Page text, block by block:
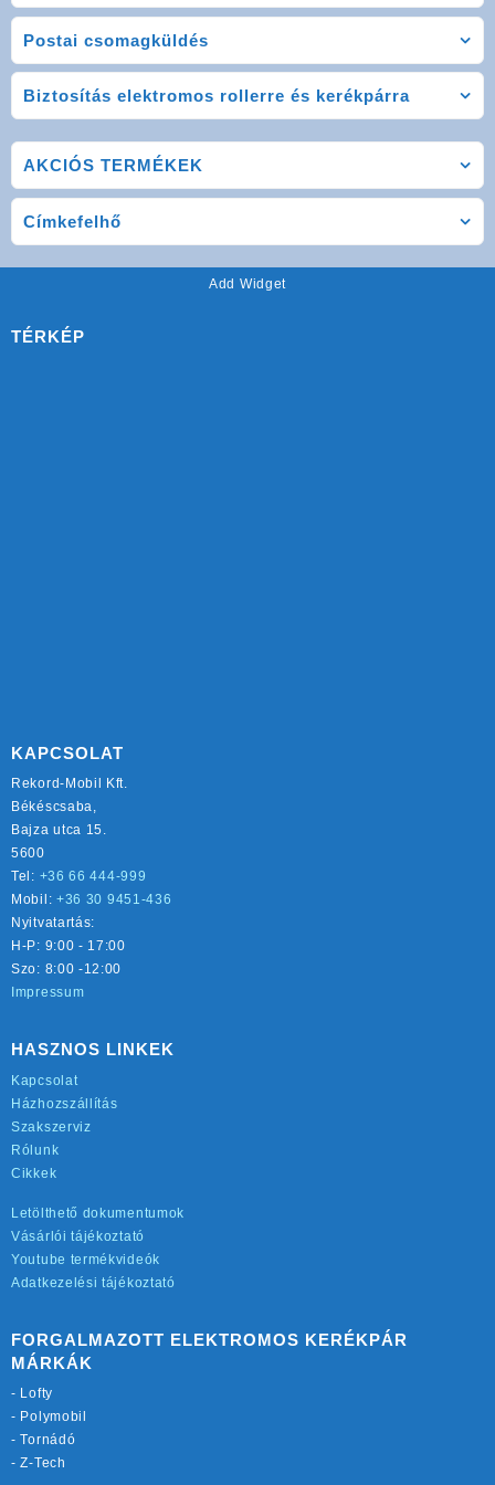
Postai csomagküldés
Biztosítás elektromos rollerre és kerékpárra
AKCIÓS TERMÉKEK
Címkefelhő
Add Widget
TÉRKÉP
KAPCSOLAT
Rekord-Mobil Kft.
Békéscsaba,
Bajza utca 15.
5600
Tel: +36 66 444-999
Mobil: +36 30 9451-436
Nyitvatartás:
H-P: 9:00 - 17:00
Szo: 8:00 -12:00
Impressum
HASZNOS LINKEK
Kapcsolat
Házhozszállítás
Szakszerviz
Rólunk
Cikkek
Letölthető dokumentumok
Vásárlói tájékoztató
Youtube termékvideók
Adatkezelési tájékoztató
FORGALMAZOTT ELEKTROMOS KERÉKPÁR
MÁRKÁK
- Lofty
- Polymobil
-Tornádó
-Z-Tech